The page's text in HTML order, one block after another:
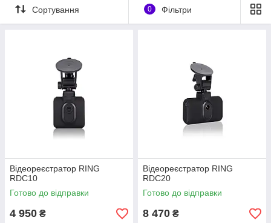
Сортування 0 Фільтри
Відеореєстратор RING
RDC10
Готово до відправки
4 950 ₴
Відеореєстратор RING
RDC20
Готово до відправки
8 470 ₴